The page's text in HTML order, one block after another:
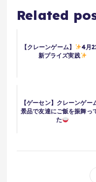
Related
【クレーンゲーム】
4月
新プライズ実践
【ゲーセン】クレーンゲー
景品で友達にご飯を振舞っ
た